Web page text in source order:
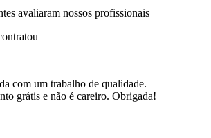
avaliaram nossos profissionais
com um trabalho de qualidade.
grátis e não é careiro. Obrigada!